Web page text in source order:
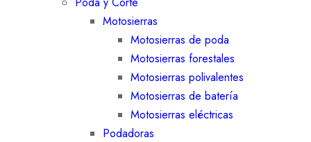
Motosierras
Motosierras de poda
Motosierras forestales
Motosierras polivalentes
Motosierras de batería
Motosierras eléctricas
Podadoras